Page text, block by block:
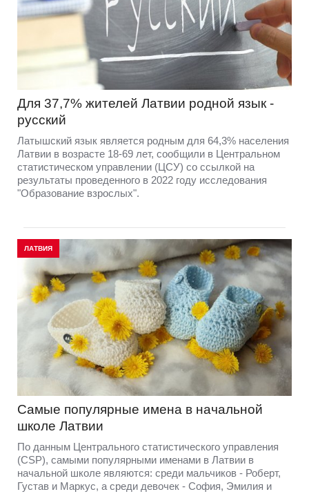
Для 37,7% жителей Латвии родной язык -
русский
Латышский язык является родным для 64,3% населения
Латвии в возрасте 18-69 лет, сообщили в Центральном
статистическом управлении (ЦСУ) со ссылкой на
результаты проведенного в 2022 году исследования
"Образование взрослых".
ЛАТВИЯ
Самые популярные имена в начальной
школе Латвии
По данным Центрального статистического управления
(CSP), самыми популярными именами в Латвии в
начальной школе являются: среди мальчиков - Роберт,
Густав и Маркус, а среди девочек - София, Эмилия и